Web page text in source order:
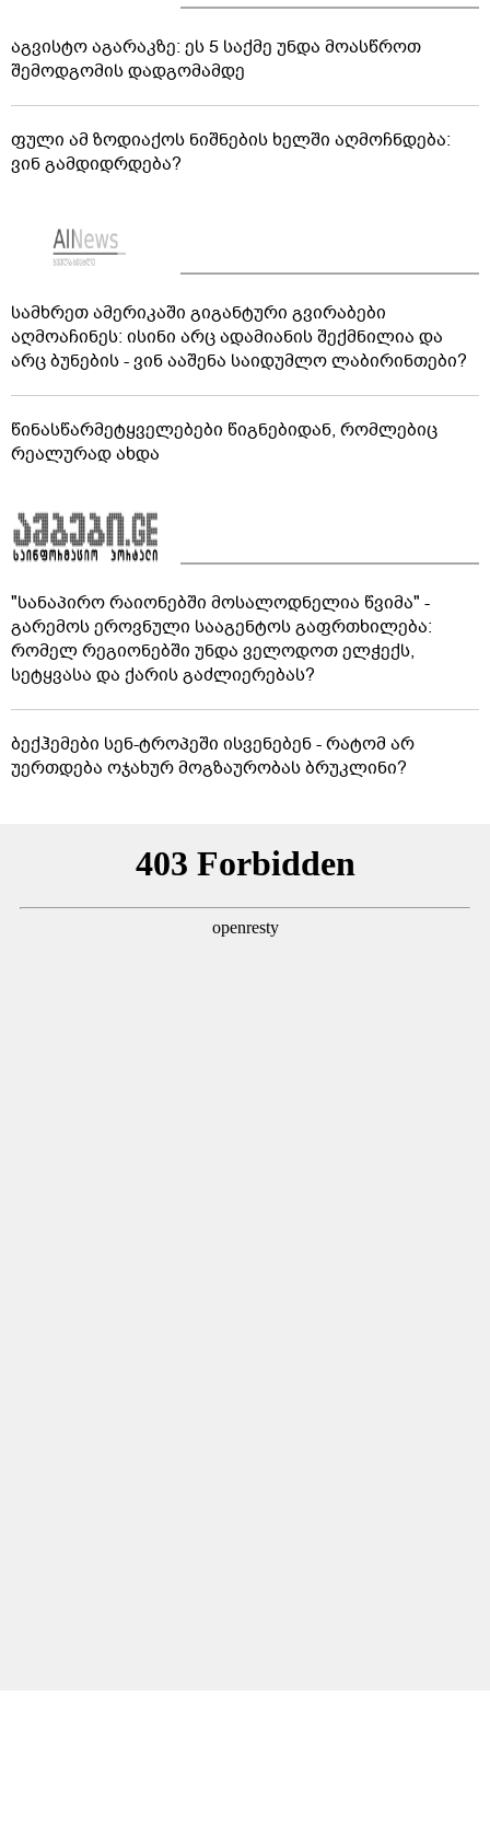
აგვისტო აგარაკზე: ეს 5 საქმე უნდა მოასწროთ
შემოდგომის დადგომამდე
ფული ამ ზოდიაქოს ნიშნების ხელში აღმოჩნდება:
ვინ გამდიდრდება?
სამხრეთ ამერიკაში გიგანტური გვირაბები
აღმოაჩინეს: ისინი არც ადამიანის შექმნილია და
არც ბუნების - ვინ ააშენა საიდუმლო ლაბირინთები?
წინასწარმეტყველებები წიგნებიდან, რომლებიც
რეალურად ახდა
"სანაპირო რაიონებში მოსალოდნელია წვიმა" -
გარემოს ეროვნული სააგენტოს გაფრთხილება:
რომელ რეგიონებში უნდა ველოდოთ ელჭექს,
სეტყვასა და ქარის გაძლიერებას?
ბექჰემები სენ-ტროპეში ისვენებენ - რატომ არ
უერთდება ოჯახურ მოგზაურობას ბრუკლინი?